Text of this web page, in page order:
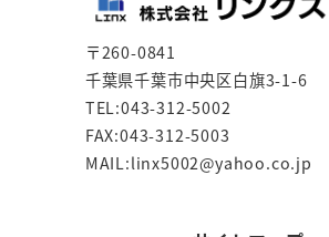
〒260-0841
千葉県千葉市中央区白旗3-1-6
TEL:043-312-5002
FAX:043-312-5003
MAIL:linx5002@yahoo.co.jp